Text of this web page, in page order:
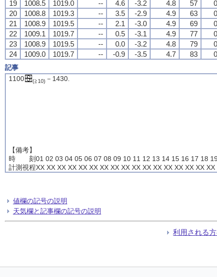
19
1008.5 1019.0 -- 4.6 -3.2 4.8 57
20
1008.8 1019.3 -- 3.5 -2.9 4.9 63
21
1008.9 1019.5 -- 2.1 -3.0 4.9 69
22
1009.1 1019.7 -- 0.5 -3.1 4.9 77
23
1008.9 1019.5 -- 0.0 -3.2 4.8 79
24
1009.0 1019.7 -- -0.9 -3.5 4.7 83
記事
1100
(≧10) －1430.
【備考】
時 刻01 02 03 04 05 06 07 08 09 10 11 12 13 14 15 16 17 18
計測視程XX XX XX XX XX XX XX XX XX XX XX XX XX XX XX XX
値欄の記号の説明
天気欄と記事欄の記号の説明
利用される